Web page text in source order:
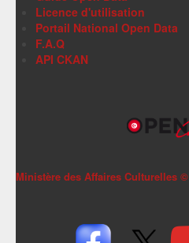
Licence d'utilisation
Portail National Open Data
F.A.Q
API CKAN
Ministère des Affaires Culturelles ©